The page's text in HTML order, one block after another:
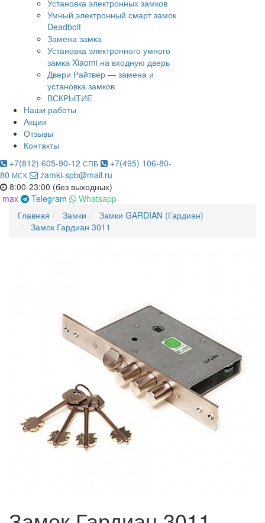
Установка электронных замков
Умный электронный смарт замок
Deadbolt
Замена замка
Установка электронного умного
замка Xiaomi на входную дверь
Двери Райтвер — замена и
установка замков
ВСКРЫТИЕ
Наши работы
Акции
Отзывы
Контакты
+7(812) 605-90-12 СПБ
+7(495) 106-80-
80 МСК
zamki-spb@mail.ru
8:00-23:00 (без выходных)
max
Telegram
Whatsapp
Главная
Замки
Замки GARDIAN (Гардиан)
Замок Гардиан 3011